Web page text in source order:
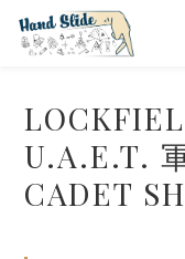
U.A.E.T.
CADET